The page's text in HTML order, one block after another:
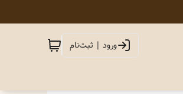
ورود | ثبت‌نام